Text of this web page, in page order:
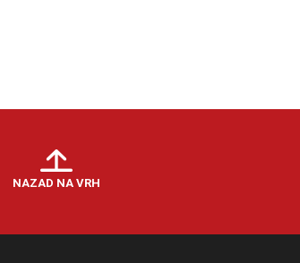
NAZAD NA VRH